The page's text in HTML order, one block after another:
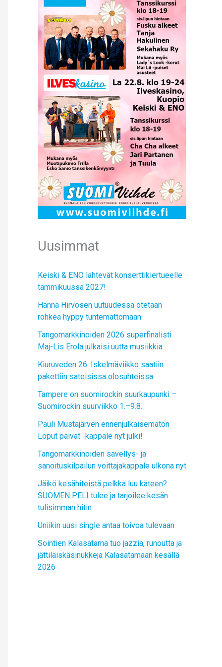
Uusimmat
Keiski & ENO lähtevät konserttikiertueelle
tammikuussa 2027!
Hanna Hirvosen uutuudessa otetaan
rohkea hyppy tuntemattomaan
Tangomarkkinoiden 2026 superfinalisti
Maj-Lis Erola julkaisi uutta musiikkia
Kiuruveden 26. Iskelmäviikko saatiin
pakettiin sateisissa olosuhteissa
Tampere on suomirockin suurkaupunki –
Suomirockin suurviikko 1.–9.8.
Pauli Mustajärven ennenjulkaisematon
Loput päivät -kappale nyt julki!
Tangomarkkinoiden sävellys- ja
sanoituskilpailun voittajakappale ulkona nyt
Jäikö kesähiteistä pelkkä luu käteen?
SUOMEN PELI tulee ja tarjoilee kesän
tulisimman hitin
Uniikin uusi single antaa toivoa tulevaan
Sointien Kalasatama tuo jazzia, runoutta ja
jättiläiskäsinukkeja Kalasatamaan kesällä
2026